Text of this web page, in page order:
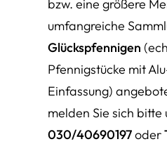
bzw. eine größere
umfangreiche
Glückspfennigen
Pfennigstücke mit
Einfassung)
melden Sie sich bitte
030/40690197oder